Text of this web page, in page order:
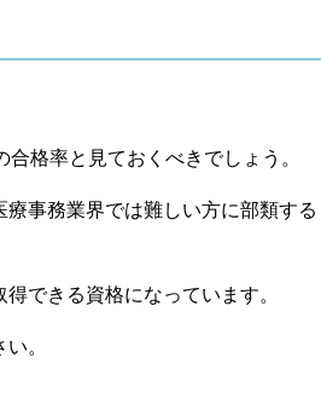
格率と見ておくべきでしょう。
事務業界では難しい方に部類する
できる資格になっています。
。